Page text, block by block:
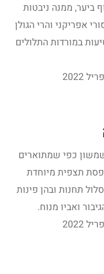
ביער, ממנה ניבטות
אפריקני והרי הגולן
במורדות התלולים
כפי שמתוארים
תצפית מיוחדת
תחנות ובהן פינות
ואביו מנוח.